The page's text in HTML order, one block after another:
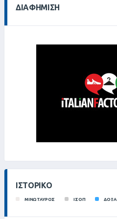
ΔΙΑΦΉΜΙΣΗ
ΙΣΤΟΡΙΚΌ
ΜΙΝΩΤΑΥΡΟΣ ΙΣΟΠ ΔΟΞΑ